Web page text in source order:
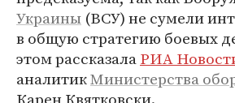
Украины (ВСУ) не сумели
в общую стратегию боевых
этом рассказалаРИА
аналитикМинистерства